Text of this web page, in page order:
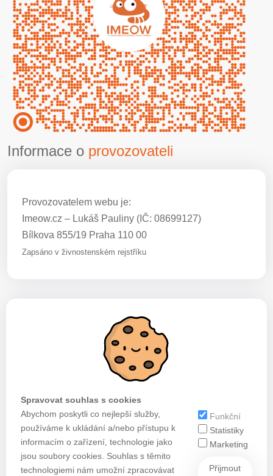
Informace o provozovateli
Provozovatelem webu je:
Imeow.cz – Lukáš Pauliny (IČ: 08699127)
Bílkova 855/19 Praha 110 00
Zapsáno v živnostenském rejstříku
Spravovat souhlas s cookies
Abychom poskytli co nejlepší služby,
používáme k ukládání a/nebo přístupu k
informacím o zařízení, technologie jako
jsou soubory cookies. Souhlas s těmito
technologiemi nám umožní zpracovávat
Funkční
Statistiky
Marketing
Přijmout